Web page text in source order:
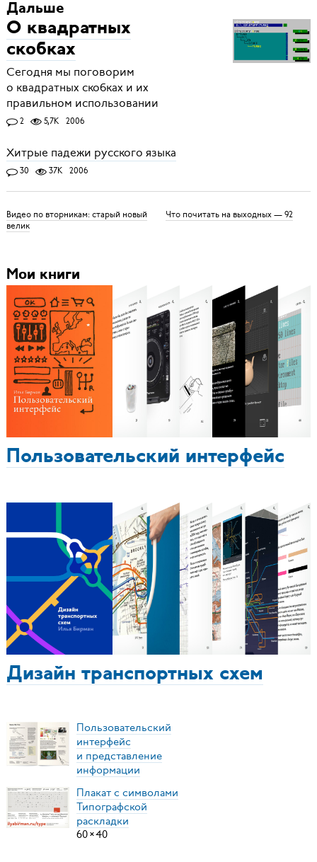
Дальше
О квадратных
скобках
Сегодня мы поговорим
о квадратных скобках и их
правильном использовании
2 5,7K 2006
Хитрые падежи русского языка
30 37K 2006
Видео по вторникам: старый новый
велик
Что почитать на выходных — 92
Мои книги
Пользовательский интерфейс
Дизайн транспортных схем
Пользовательский
интерфейс
и представление
информации
Плакат с символами
Типографской
раскладки
60×40